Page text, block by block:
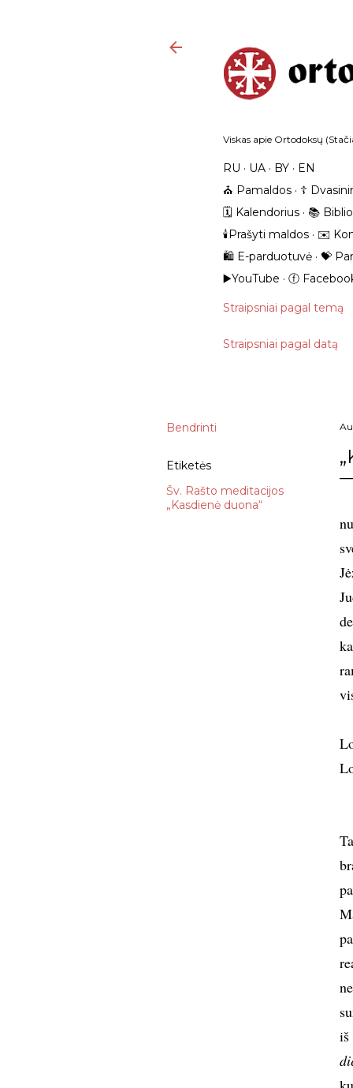
Viskas apie Ortodoksų
RU UA BY
EN
⛪️ Pamaldos
☦️
🗓️ Kalendorius
📚
🕯️Prašyti maldos
✉️
🛍️ E-parduotuvė
💝
▶️YouTube
ⓕ
Straipsniai pagal temą
Straipsniai pagal datą
Bendrinti
Etiketės
Šv. Rašto meditacijos
„Kasdienė duona“
iš